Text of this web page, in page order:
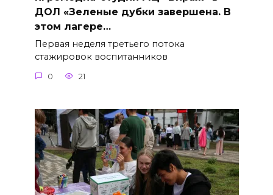
ДОЛ «Зеленые дубки завершена. В
этом лагере…
Первая неделя третьего потока
стажировок воспитанников
0 21